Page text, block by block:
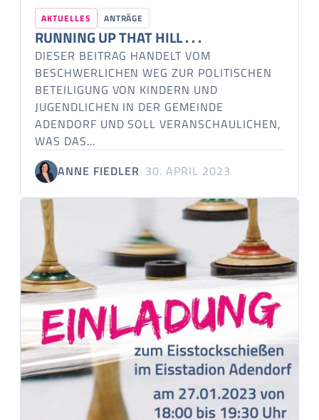
AKTUELLES ANTRÄGE
RUNNING UP THAT HILL . . .
DIESER BEITRAG HANDELT VOM
BESCHWERLICHEN WEG ZUR POLITISCHEN
BETEILIGUNG VON KINDERN UND
JUGENDLICHEN IN DER GEMEINDE
ADENDORF UND SOLL VERANSCHAULICHEN,
WAS DAS…
ANNE FIEDLER· 30. APRIL 2023